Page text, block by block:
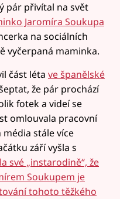
pár přivítal na svět
Jaromíra Soukupa
na sociálních
vyčerpaná maminka.
část léta ve španělské
že pár prochází
fotek a videí se
omlouvala pracovní
stále více
září vyšla s
své „instarodině“, že
Soukupem je
tohoto těžkého